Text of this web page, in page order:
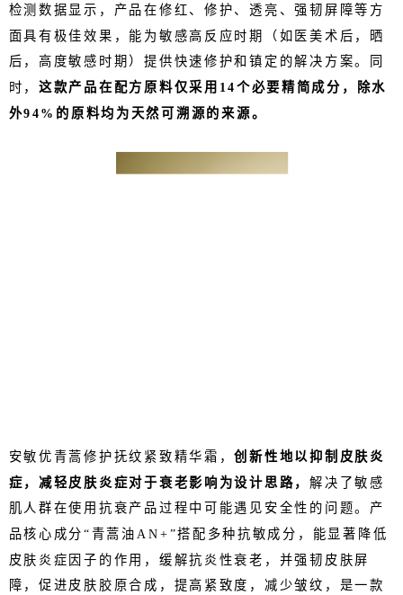
检测数据显示，产品在修红、修护、透亮、强韧屏障等方
面具有极佳效果，能为敏感高反应时期（如医美术后，晒
后，高度敏感时期）提供快速修护和镇定的解决方案。同
时，这款产品在配方原料仅采用14个必要精简成分，除水
外94%的原料均为天然可溯源的来源。
安敏优青蒿修护抚纹紧致精华霜，创新性地以抑制皮肤炎
症，减轻皮肤炎症对于衰老影响为设计思路，解决了敏感
肌人群在使用抗衰产品过程中可能遇见安全性的问题。产
品核心成分“青蒿油AN+”搭配多种抗敏成分，能显著降低
皮肤炎症因子的作用，缓解抗炎性衰老，并强韧皮肤屏
障，促进皮肤胶原合成，提高紧致度，减少皱纹，是一款